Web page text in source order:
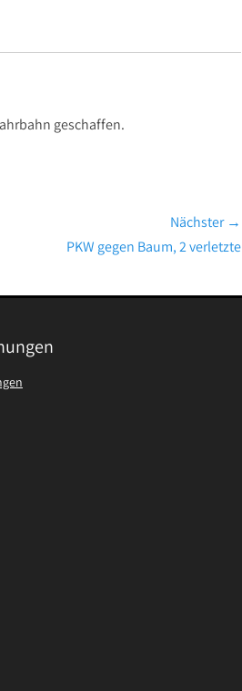
geschaffen.
Nächster →
PKW gegen Baum, 2 verletzte